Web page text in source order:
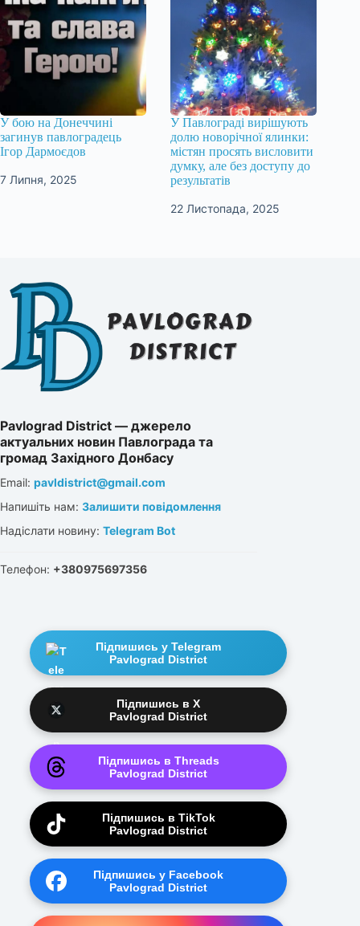
У бою на Донеччині
загинув павлоградець
Ігор Дармоєдов
7 Липня, 2025
У Павлограді вирішують
долю новорічної ялинки:
містян просять висловити
думку, але без доступу до
результатів
22 Листопада, 2025
Pavlograd District — джерело
актуальних новин Павлограда та
громад Західного Донбасу
Email: pavldistrict@gmail.com
Напишіть нам: Залишити повідомлення
Надіслати новину: Telegram Bot
Телефон: +380975697356
Підпишись у Telegram
Pavlograd District
Підпишись в X
Pavlograd District
Підпишись в Threads
Pavlograd District
Підпишись в TikTok
Pavlograd District
Підпишись у Facebook
Pavlograd District